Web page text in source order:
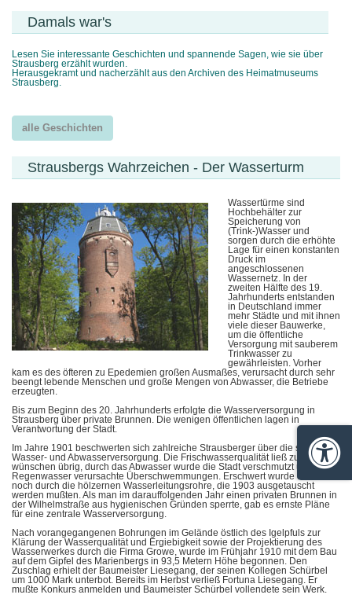
Damals war's
Lesen Sie interessante Geschichten und spannende Sagen, wie sie über
Strausberg erzählt wurden.
Herausgekramt und nacherzählt aus den Archiven des Heimatmuseums
Strausberg.
alle Geschichten
Strausbergs Wahrzeichen - Der Wasserturm
Wassertürme sind
Hochbehälter zur
Speicherung von
(Trink-)Wasser und
sorgen durch die erhöhte
Lage für einen konstanten
Druck im
angeschlossenen
Wassernetz. In der
zweiten Hälfte des 19.
Jahrhunderts entstanden
in Deutschland immer
mehr Städte und mit ihnen
viele dieser Bauwerke,
um die öffentliche
Versorgung mit sauberem
Trinkwasser zu
gewährleisten. Vorher
kam es des öfteren zu Epedemien großen Ausmaßes, verursacht durch sehr
beengt lebende Menschen und große Mengen von Abwasser, die Betriebe
erzeugten.
Bis zum Beginn des 20. Jahrhunderts erfolgte die Wasserversorgung in
Strausberg über private Brunnen. Die wenigen öffentlichen lagen in
Verantwortung der Stadt.
Im Jahre 1901 beschwerten sich zahlreiche Strausberger über die schlechte
Wasser- und Abwasserversorgung. Die Frischwasserqualität ließ zu
wünschen übrig, durch das Abwasser wurde die Stadt verschmutzt und
Regenwasser verursachte Überschwemmungen. Erschwert wurde das alles
noch durch die hölzernen Wasserleitungsrohre, die 1903 ausgetauscht
werden mußten. Als man im darauffolgenden Jahr einen privaten Brunnen in
der Wilhelmstraße aus hygienischen Gründen sperrte, gab es ernste Pläne
für eine zentrale Wasserversorgung.
Nach vorangegangenen Bohrungen im Gelände östlich des Igelpfuls zur
Klärung der Wasserqualität und Ergiebigkeit sowie der Projektierung des
Wasserwerkes durch die Firma Growe, wurde im Frühjahr 1910 mit dem Bau
auf dem Gipfel des Marienbergs in 93,5 Metern Höhe begonnen. Den
Zuschlag erhielt der Baumeister Liesegang, der seinen Kollegen Schürbel
um 1000 Mark unterbot. Bereits im Herbst verließ Fortuna Liesegang. Er
mußte Konkurs anmelden und Baumeister Schürbel vollendete sein Werk.